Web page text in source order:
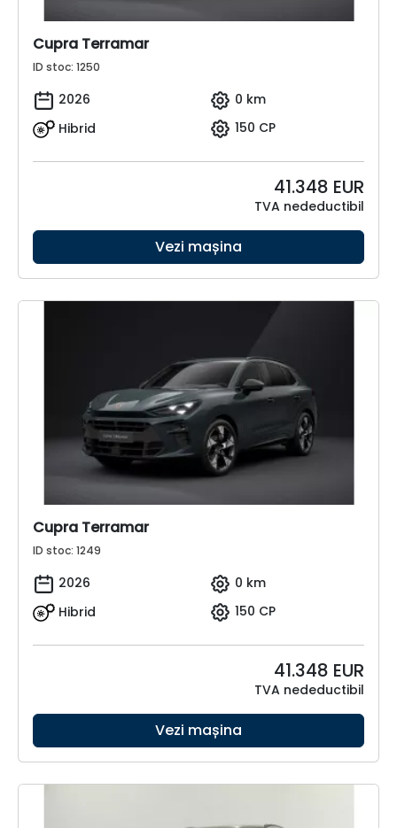
Cupra Terramar
ID stoc: 1250
2026
0 km
Hibrid
150 CP
41.348 EUR
TVA nedeductibil
Vezi mașina
Cupra Terramar
ID stoc: 1249
2026
0 km
Hibrid
150 CP
41.348 EUR
TVA nedeductibil
Vezi mașina